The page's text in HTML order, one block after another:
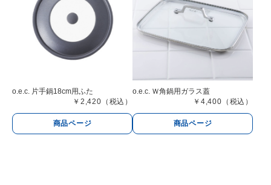
o.e.c. 片手鍋18cm用ふた
￥2,420（税込）
商品ページ
o.e.c. Ｗ角鍋用ガラス蓋
￥4,400（税込）
商品ページ